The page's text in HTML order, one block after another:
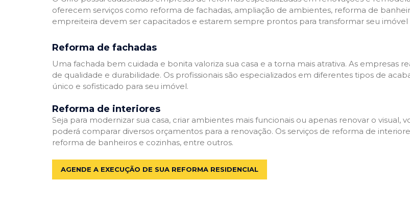
oferecem serviços como reforma de fachadas, ampliação de ambientes, reforma de
empreiteira devem ser capacitados e estarem sempre prontos para transformar seu imóvel
Reforma de fachadas
Uma fachada bem cuidada e bonita valoriza sua casa e a torna mais atrativa. As empresas
de qualidade e durabilidade. Os profissionais são especializados em diferentes tipos de
único e sofisticado para seu imóvel.
Reforma de interiores
Seja para modernizar sua casa, criar ambientes mais funcionais ou apenas renovar o
poderá comparar diversos orçamentos para a renovação. Os serviços de reforma de
reforma de banheiros e cozinhas, entre outros.
AGENDE A EXECUÇÃO DE SUA REFORMA RESIDENCIAL